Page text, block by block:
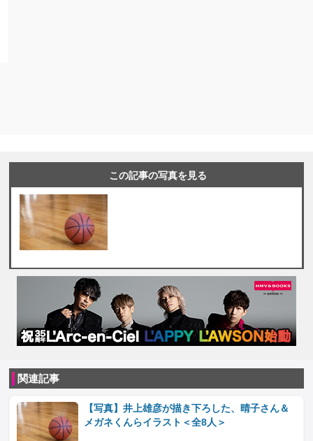
この記事の写真を見る
関連記事
【写真】井上雄彦が描き下ろした、晴子さん＆
メガネくんらイラスト＜全8人＞